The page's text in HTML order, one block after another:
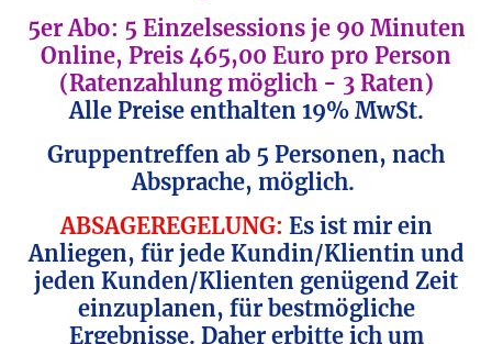
5er Abo: 5 Einzelsessions je 90 Minuten
Online, Preis 465,00 Euro pro Person
(Ratenzahlung möglich - 3 Raten)
Alle Preise enthalten 19% MwSt.
Gruppentreffen ab 5 Personen, nach
Absprache, möglich.
ABSAGEREGELUNG: Es ist mir ein
Anliegen, für jede Kundin/Klientin und
jeden Kunden/Klienten genügend Zeit
einzuplanen, für bestmögliche
Ergebnisse. Daher erbitte ich um